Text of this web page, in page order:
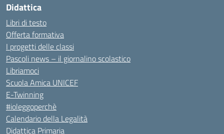
Didattica
Libri di testo
Offerta formativa
I progetti delle classi
Pascoli news – il giornalino scolastico
Libriamoci
Scuola Amica UNICEF
E-Twinning
#ioleggoperchè
Calendario della Legalità
Didattica Primaria